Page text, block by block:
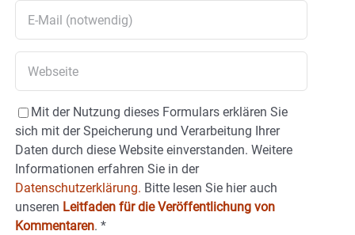
Mit der Nutzung dieses Formulars erklären Sie
sich mit der Speicherung und Verarbeitung Ihrer
Daten durch diese Website einverstanden. Weitere
Informationen erfahren Sie in der
Datenschutzerklärung. Bitte lesen Sie hier auch
unseren Leitfaden für die Veröffentlichung von
Kommentaren. *